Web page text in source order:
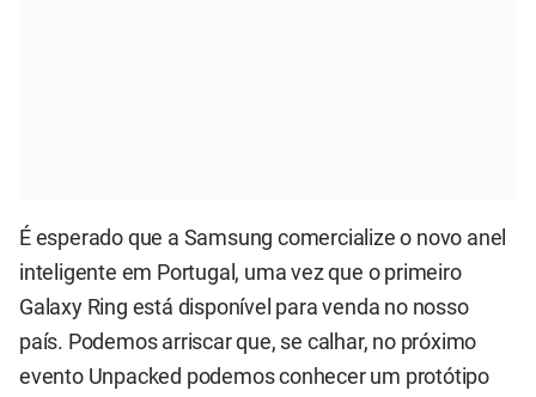
É esperado que a Samsung comercialize o novo anel
inteligente em Portugal, uma vez que o primeiro
Galaxy Ring está disponível para venda no nosso
país. Podemos arriscar que, se calhar, no próximo
evento Unpacked podemos conhecer um protótipo